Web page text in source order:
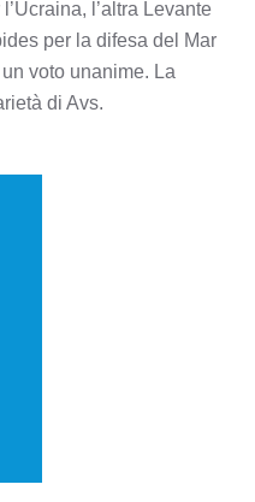
l’altra Levante
per la difesa del Mar
voto unanime. La
di Avs.